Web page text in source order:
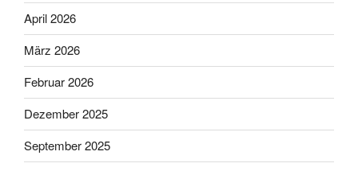
April 2026
März 2026
Februar 2026
Dezember 2025
September 2025